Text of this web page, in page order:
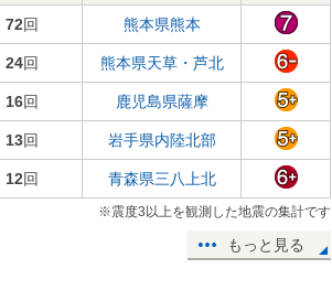
72回 熊本県熊本
24回 熊本県天草・芦北
16回 鹿児島県薩摩
13回 岩手県内陸北部
12回 青森県三八上北
※震度3以上を観測した地震の集計です
もっと見る